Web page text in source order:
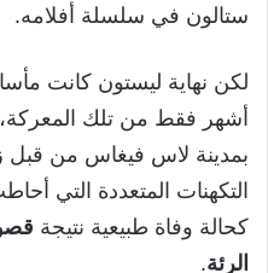
ستالون في سلسلة أفلامه.
لكن نهاية ليستون كانت
أشهر فقط من تلك المعركة،
بمدينة لاس فيغاس من قبل
التكهنات المتعددة التي
كحالة وفاة طبيعية نتيجة
الرئة.